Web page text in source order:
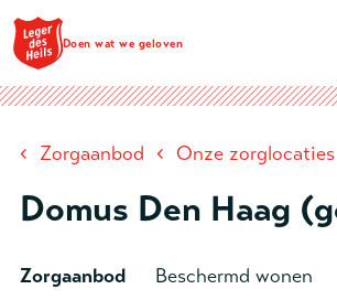
Ga naar
Doen wat we geloven
‹ Zorgaanbod ‹ Onze zorglocaties
Domus Den Haag
Zorgaanbod
Beschermd wonen